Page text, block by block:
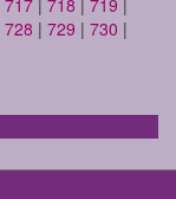
728 | 729 | 730 |